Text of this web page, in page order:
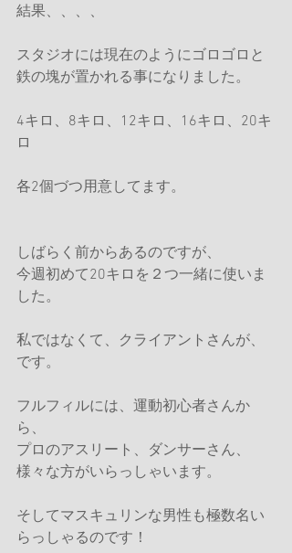
結果、、、、
スタジオには現在のようにゴロゴロと
鉄の塊が置かれる事になりました。
4キロ、8キロ、12キロ、16キロ、20キ
ロ
各2個づつ用意してます。
しばらく前からあるのですが、
今週初めて20キロを２つ一緒に使いま
した。
私ではなくて、クライアントさんが、
です。
フルフィルには、運動初心者さんか
ら、
プロのアスリート、ダンサーさん、
様々な方がいらっしゃいます。
そしてマスキュリンな男性も極数名い
らっしゃるのです！